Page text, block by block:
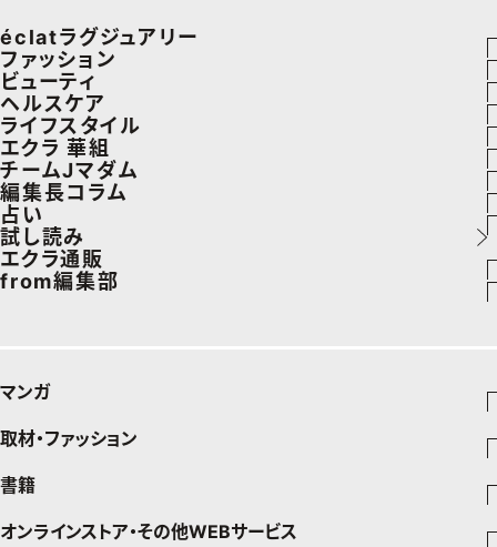
éclatラグジュアリー
ラグジュアリーTOPICS
NEOエグゼスタイル
ファッション
ファッションTOPICS
8月の毎日コーデ
50代なに着てる？
ファッション特集
ビューティ
ヘアスタイル・ヘアケア
エイジングケア
メイク
50代ベストコスメ
ヘルスケア
ヘルスケアTOPICS
更年期
ストレッチ・エクササイズ
ダイエット
ライフスタイル
車・家電
ゴルフ
住まい
旅行＆グルメ
エクラ 華組
エクラ 華組メンバー一覧
エクラ 華組ランキング
チームJマダム
ファッション
ビューティ
旅行
インテリア
料理
チームJマダムメンバー一覧
編集長コラム
あら、素敵☆ 手帖
占い
イヴルルド遙華の12星座占い
スペシャル占い
試し読み
エクラ通販
デジタルカタログ
from編集部
マンガ
少年マンガ
Vジャンプ
青年マンガ
少年ジャンプ+
少女マンガ
取材・ファッション
ファッション・美容
Seventeen
芸能・情報・スポーツ
書籍
文芸・文庫・総合
オンラインストア・その他WEBサービス